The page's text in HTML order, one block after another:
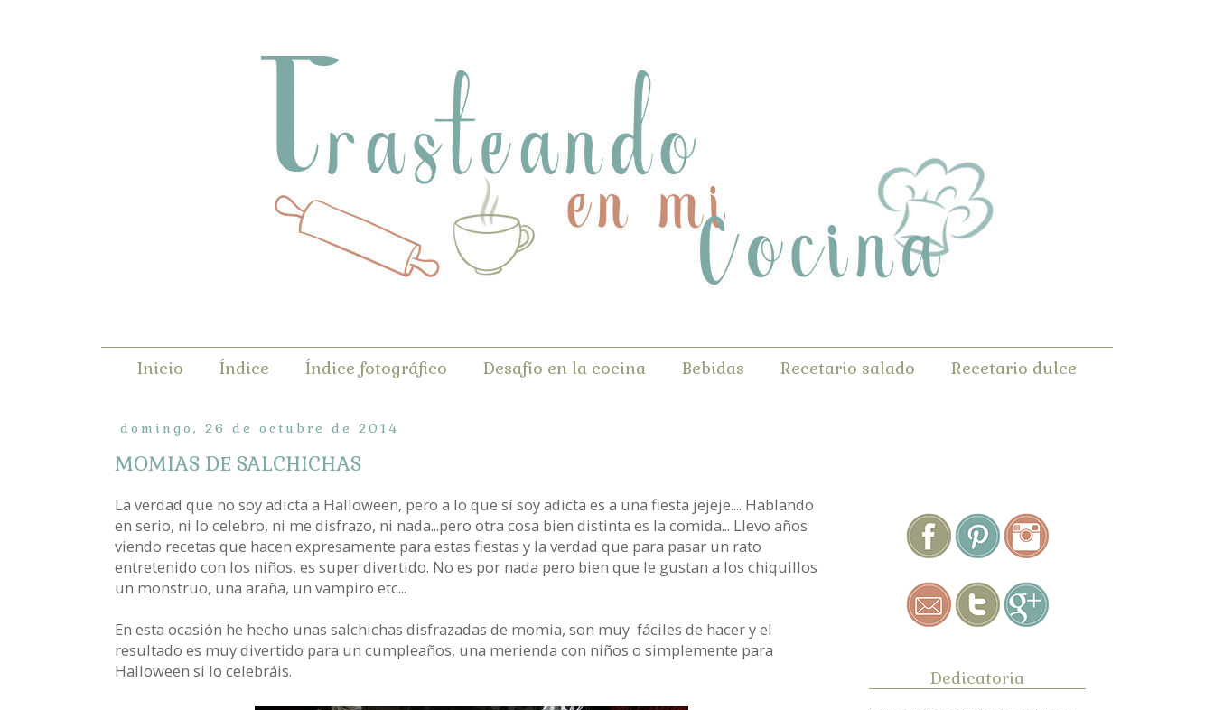
Inicio Índice Índice fotográfico Desafío en la cocina Bebidas Recetario salado Recetario dulce
domingo, 26 de octubre de 2014
MOMIAS DE SALCHICHAS
La verdad que no soy adicta a Halloween, pero a lo que sí soy adicta es a una fiesta jejeje.... Hablando
en serio, ni lo celebro, ni me disfrazo, ni nada...pero otra cosa bien distinta es la comida... Llevo años
viendo recetas que hacen expresamente para estas fiestas y la verdad que para pasar un rato
entretenido con los niños, es super divertido. No es por nada pero bien que le gustan a los chiquillos
un monstruo, una araña, un vampiro etc...
En esta ocasión he hecho unas salchichas disfrazadas de momia, son muy fáciles de hacer y el
resultado es muy divertido para un cumpleaños, una merienda con niños o simplemente para
Halloween si lo celebráis.
Dedicatoria